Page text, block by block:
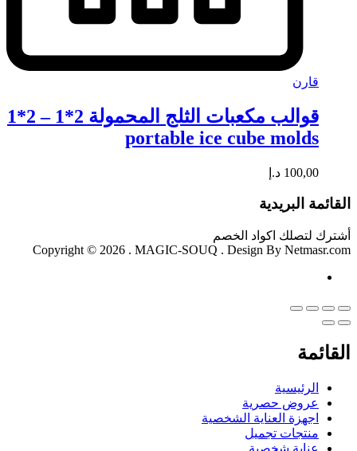
قارن
قوالب مكعبات الثلج المحمولة 2*1 – 2*1
portable ice cube molds
100,00 د.إ
القائمة البريدية
أشترك لتصلك اكواد الخصم
Copyright © 2026 . MAGIC-SOUQ . Design By Netmasr.com
القائمة
الرئيسية
عروض حصرية
اجهزة العناية الشخصية
منتجات تجميل
عناية شخصية